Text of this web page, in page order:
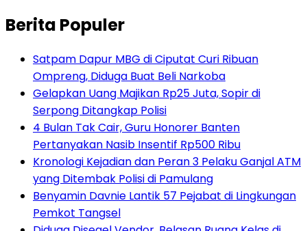
Berita Populer
Satpam Dapur MBG di Ciputat Curi Ribuan
Ompreng, Diduga Buat Beli Narkoba
Gelapkan Uang Majikan Rp25 Juta, Sopir di
Serpong Ditangkap Polisi
4 Bulan Tak Cair, Guru Honorer Banten
Pertanyakan Nasib Insentif Rp500 Ribu
Kronologi Kejadian dan Peran 3 Pelaku Ganjal ATM
yang Ditembak Polisi di Pamulang
Benyamin Davnie Lantik 57 Pejabat di Lingkungan
Pemkot Tangsel